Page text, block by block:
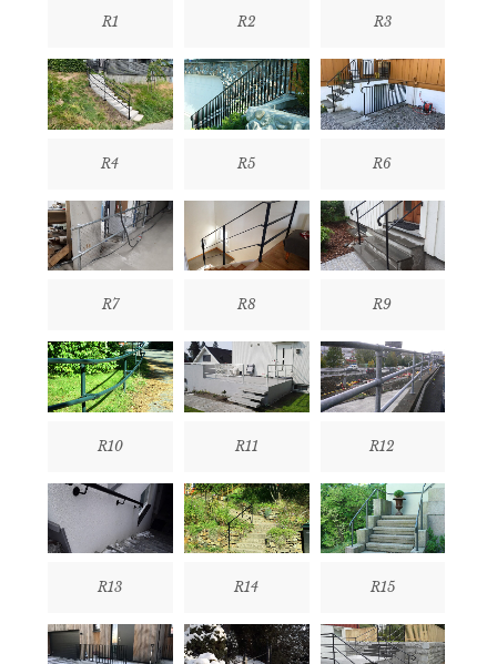
R1 R2 R3
R4 R5 R6
R7 R8 R9
R10 R11 R12
R13 R14 R15